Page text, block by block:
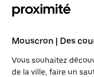
proximité
Mouscron | Des
Vous souhaitez
de la ville, faire un